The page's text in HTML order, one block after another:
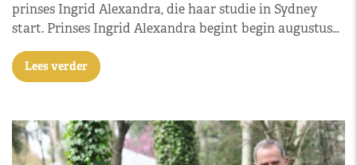
prinses Ingrid Alexandra, die haar studie in Sydney
start. Prinses Ingrid Alexandra begint begin augustus…
Lees verder